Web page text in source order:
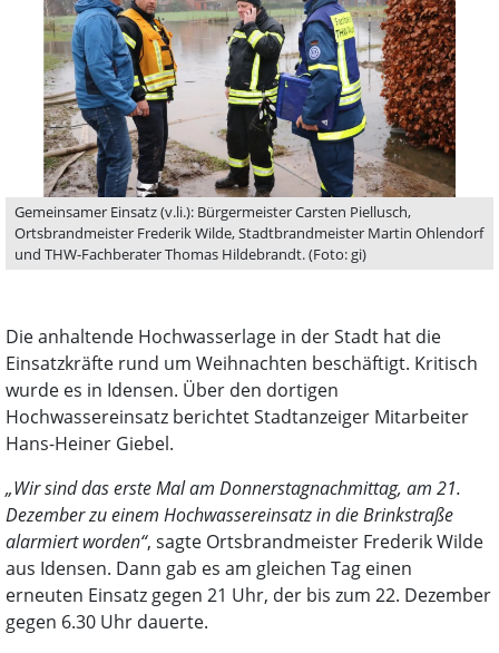
Gemeinsamer Einsatz (v.li.): Bürgermeister Carsten Piellusch,
Ortsbrandmeister Frederik Wilde, Stadtbrandmeister Martin Ohlendorf
und THW-Fachberater Thomas Hildebrandt. (Foto: gi)
Die anhaltende Hochwasserlage in der Stadt hat die
Einsatzkräfte rund um Weihnachten beschäftigt. Kritisch
wurde es in Idensen. Über den dortigen
Hochwassereinsatz berichtet Stadtanzeiger Mitarbeiter
Hans-Heiner Giebel.
„Wir sind das erste Mal am Donnerstagnachmittag, am 21.
Dezember zu einem Hochwassereinsatz in die Brinkstraße
alarmiert worden“, sagte Ortsbrandmeister Frederik Wilde
aus Idensen. Dann gab es am gleichen Tag einen
erneuten Einsatz gegen 21 Uhr, der bis zum 22. Dezember
gegen 6.30 Uhr dauerte.